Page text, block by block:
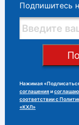
Подпишитесь
Нажимая
соглашения и
соответствии с
«КХЛ»